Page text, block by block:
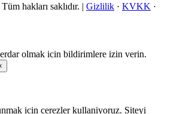
hakları saklıdır. | Gizlilik · KVKK ·
olmak icin bildirimlere izin verin.
icin cerezler kullaniyoruz. Siteyi